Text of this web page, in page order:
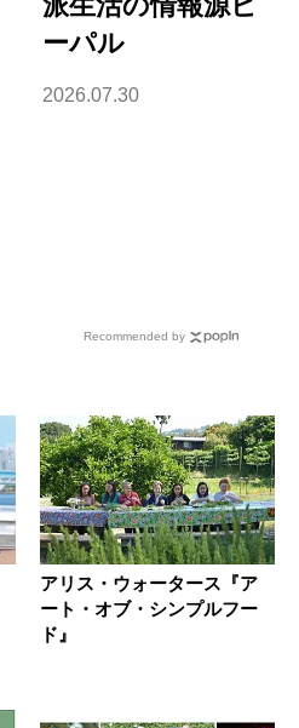
ーパル
2026.07.30
Recommended by
アリス・ウォータース『ア
ート・オブ・シンプルフー
ド』